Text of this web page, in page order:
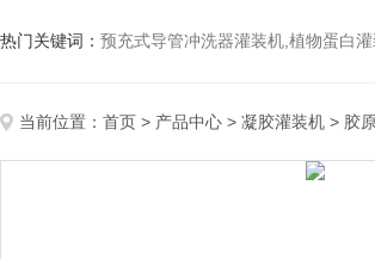
热门关键词： 预充式导管冲洗器灌装机,植物蛋白
当前位置： 首页 > 产品中心 > 凝胶灌装机 > 胶